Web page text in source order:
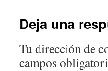
Deja una
Tu dirección de
campos